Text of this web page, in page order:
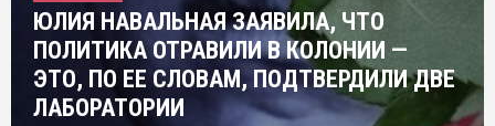
ЮЛИЯ НАВАЛЬНАЯ ЗАЯВИЛА, ЧТО
ПОЛИТИКА ОТРАВИЛИ В КОЛОНИИ —
ЭТО, ПО ЕЕ СЛОВАМ, ПОДТВЕРДИЛИ ДВЕ
ЛАБОРАТОРИИ